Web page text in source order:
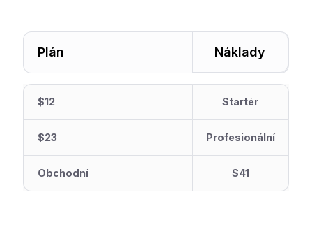
Plán Náklady
$12 Startér
$23 Profesionální
Obchodní $41